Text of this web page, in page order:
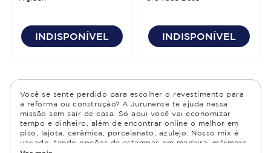
INDISPONÍVEL INDISPONÍVEL
Você se sente perdido para escolher o revestimento para
a reforma ou construção? A Jurunense te ajuda nessa
missão sem sair de casa. Só aqui você vai economizar
tempo e dinheiro, além de encontrar online o melhor em
piso, lajota, cerâmica, porcelanato, azulejo. Nosso mix é
variado, tendo opções de estampas em madeira, mármore,